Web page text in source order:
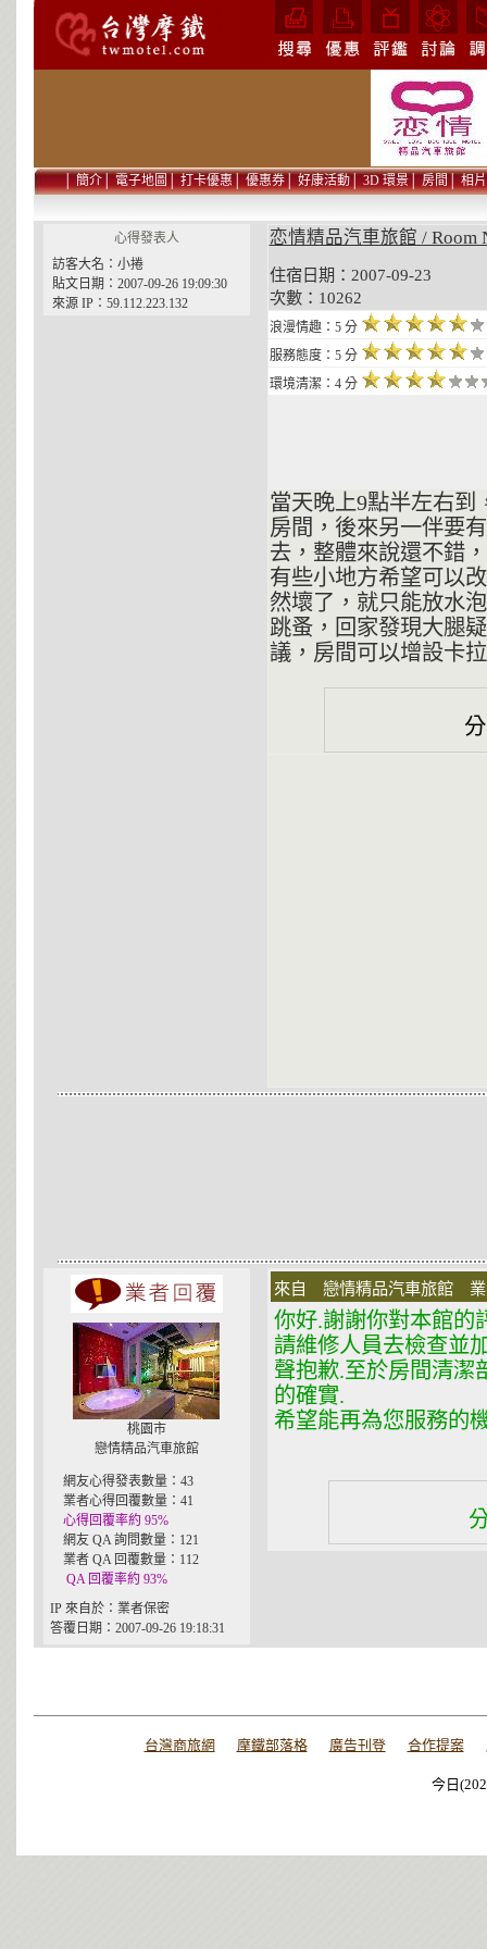
│簡介│電子地圖│打卡優惠│優惠券│好康活動│3D 環景│房間│相片
心得發表人
訪客大名：小捲
貼文日期：2007-09-26 19:09:30
來源 IP：59.112.223.132
恋情精品汽車旅館 / Room
住宿日期：2007-09-23
次數：10262
浪漫情趣：5 分
服務態度：5 分
環境清潔：4 分
當天晚上9點半左右到
房間，後來另一伴要
去，整體來說還不錯
有些小地方希望可以
然壞了，就只能放水
跳蚤，回家發現大腿
議，房間可以增設卡
桃園市
戀情精品汽車旅館
網友心得發表數量：43
業者心得回覆數量：41
心得回覆率約 95%
網友 QA 詢問數量：121
業者 QA 回覆數量：112
QA 回覆率約 93%
IP 來自於：業者保密
答覆日期：2007-09-26 19:18:31
來自 戀情精品汽車旅館
你好.謝謝你對本館的
請維修人員去檢查並
聲抱歉.至於房間清潔
的確實.
希望能再為您服務的
台灣商旅網 摩鐵部落格 廣告刊登 合作提案
今日